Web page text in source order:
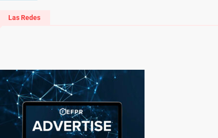
Las Redes